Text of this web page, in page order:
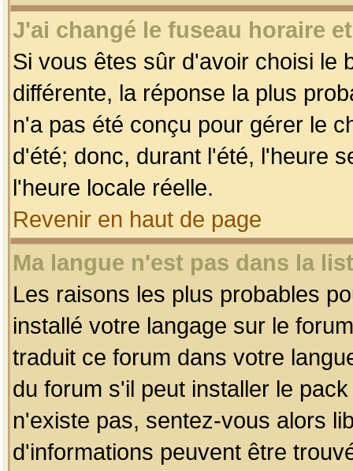
J'ai changé le fuseau horaire
Si vous êtes sûr d'avoir choisi le
différente, la réponse la plus
n'a pas été conçu pour gérer le
d'été; donc, durant l'été, l'heure
l'heure locale réelle.
Revenir en haut de page
Ma langue n'est pas dans la
Les raisons les plus probables
installé votre langage sur le
traduit ce forum dans votre
du forum s'il peut installer le
n'existe pas, sentez-vous alors
d'informations peuvent être